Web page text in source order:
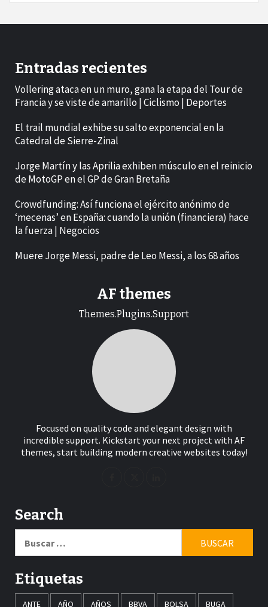
Entradas recientes
Vollering ataca en un muro, gana la etapa del Tour de
Francia y se viste de amarillo | Ciclismo | Deportes
El trail mundial exhibe su salto exponencial en la
Catedral de Sierre-Zinal
Jorge Martín y las Aprilia exhiben músculo en el reinicio
de MotoGP en el GP de Gran Bretaña
Crowdfunding: Así funciona el ejército anónimo de
‘mecenas’ en España: cuando la unión (financiera) hace
la fuerza | Negocios
Muere Jorge Messi, padre de Leo Messi, a los 68 años
AF themes
Themes.Plugins.Support
Focused on quality code and elegant design with
incredible support. Kickstart your next project with AF
themes, start building modern creative websites today!
Search
Etiquetas
ANTE AÑO AÑOS BBVA BOLSA BUGA